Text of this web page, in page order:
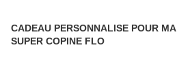
CADEAU PERSONNALISE POUR MA
SUPER COPINE FLO